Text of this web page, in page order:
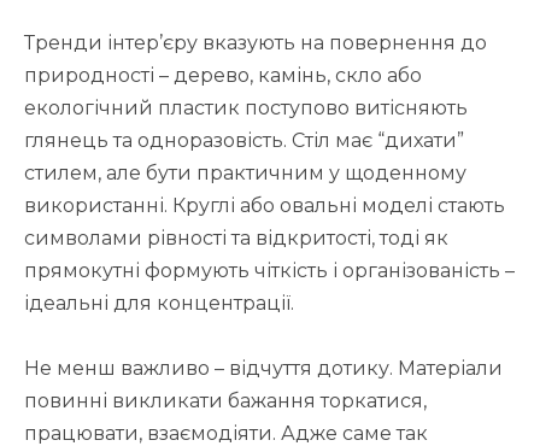
Тренди інтер’єру вказують на повернення до
природності – дерево, камінь, скло або
екологічний пластик поступово витісняють
глянець та одноразовість. Стіл має “дихати”
стилем, але бути практичним у щоденному
використанні. Круглі або овальні моделі стають
символами рівності та відкритості, тоді як
прямокутні формують чіткість і організованість –
ідеальні для концентрації.
Не менш важливо – відчуття дотику. Матеріали
повинні викликати бажання торкатися,
працювати, взаємодіяти. Адже саме так